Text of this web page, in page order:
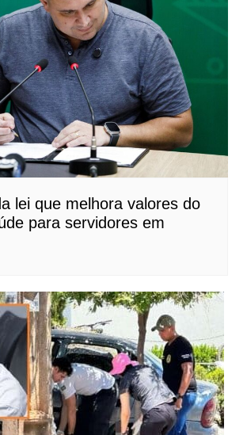
lei que melhora valores do
para servidores em